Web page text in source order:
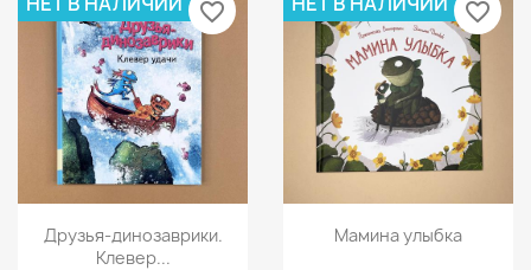
Просмотр
Друзья-динозаврики.
Клевер...
favorite_border
Просмотр
Мамина улыбка
favorite_border